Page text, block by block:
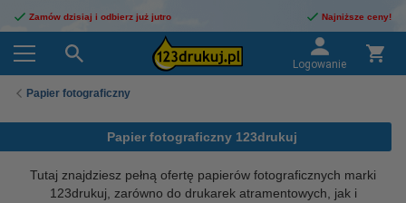
Zamów dzisiaj i odbierz już jutro Najniższe ceny!
Logowanie
Papier fotograficzny
Papier fotograficzny 123drukuj
Tutaj znajdziesz pełną ofertę papierów fotograficznych marki
123drukuj, zarówno do drukarek atramentowych, jak i